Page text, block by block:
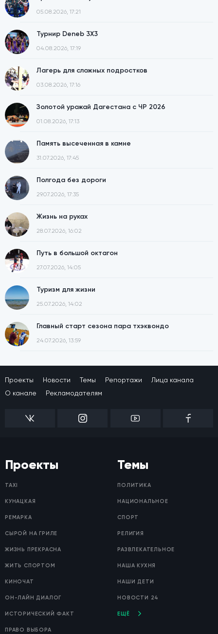
05.08.2026, 17:21
Турнир Deneb 3X3
04.08.2026, 17:19
Лагерь для сложных подростков
03.08.2026, 17:16
Золотой урожай Дагестана с ЧР 2026
01.08.2026, 17:13
Память высеченная в камне
31.07.2026, 17:45
Полгода без дороги
29.07.2026, 17:35
Жизнь на руках
28.07.2026, 16:02
Путь в большой октагон
27.07.2026, 14:05
Туризм для жизни
25.07.2026, 14:02
Главный старт сезона пара тхэквондо
24.07.2026, 13:59
Проекты Новости Темы Репортажи
Лица канала
О канале
Рекламодателям
Проекты
TAXI
КУНАЦКАЯ
РЕМАРКА
СЫРОЙ НА ГРИЛЕ
ЖИЗНЬ ПРЕКРАСНА
ЖИТЬ СПОРТОМ
КИНОЧАТ
ОН-ЛАЙН ДИАЛОГ
ИСТОРИЧЕСКИЙ ФАКТ
ПРАВО ВЫБОРА
Темы
ПОЛИТИКА
НАЦИОНАЛЬНОЕ
СПОРТ
РЕЛИГИЯ
РАЗВЛЕКАТЕЛЬНОЕ
НАША КУХНЯ
НАШИ ДЕТИ
НОВОСТИ 24
ЕЩЁ